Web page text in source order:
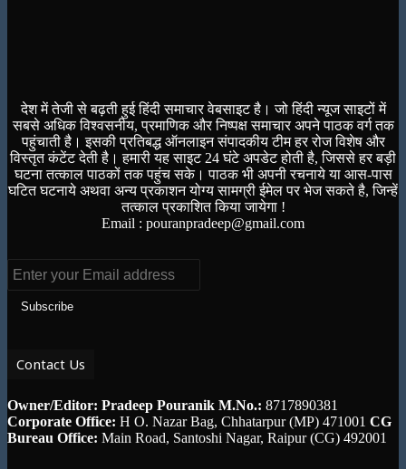
देश में तेजी से बढ़ती हुई हिंदी समाचार वेबसाइट है। जो हिंदी न्यूज साइटों में
सबसे अधिक विश्वसनीय, प्रमाणिक और निष्पक्ष समाचार अपने पाठक वर्ग तक
पहुंचाती है। इसकी प्रतिबद्ध ऑनलाइन संपादकीय टीम हर रोज विशेष और
विस्तृत कंटेंट देती है। हमारी यह साइट 24 घंटे अपडेट होती है, जिससे हर बड़ी
घटना तत्काल पाठकों तक पहुंच सके। पाठक भी अपनी रचनाये या आस-पास
घटित घटनाये अथवा अन्य प्रकाशन योग्य सामग्री ईमेल पर भेज सकते है, जिन्हें
तत्काल प्रकाशित किया जायेगा !
Email : pouranpradeep@gmail.com
Enter
your
Email
address
Contact Us
Owner/Editor: Pradeep Pouranik M.No.: 8717890381
Corporate Office: H O. Nazar Bag, Chhatarpur (MP) 471001 CG
Bureau Office: Main Road, Santoshi Nagar, Raipur (CG) 492001